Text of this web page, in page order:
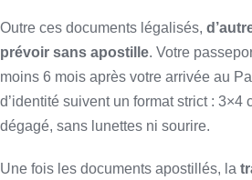
Outre ces documents légalisés,
prévoir sans apostille. Votre
moins 6 mois après votre arrivée au
d’identité suivent un format strict : 3×4
dégagé, sans lunettes ni sourire.
Une fois les documents apostillés, la